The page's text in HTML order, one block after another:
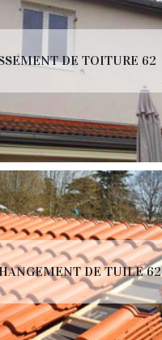
DE TOITURE 62
DE TUILE 62